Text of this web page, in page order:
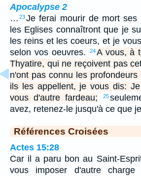
Apocalypse 2
… 23Je ferai mourir de mort ses
les Eglises connaîtront que je
les reins et les coeurs, et je
selon vos oeuvres.
24A vous, à
Thyatire, qui ne reçoivent pas
n'ont pas connu les
ils les appellent, je vous dis:
vous d'autre fardeau;
25
avez, retenez-le jusqu'à ce que
Références Croisées
Actes 15:28
Car il a paru bon au Saint-
vous imposer d'autre